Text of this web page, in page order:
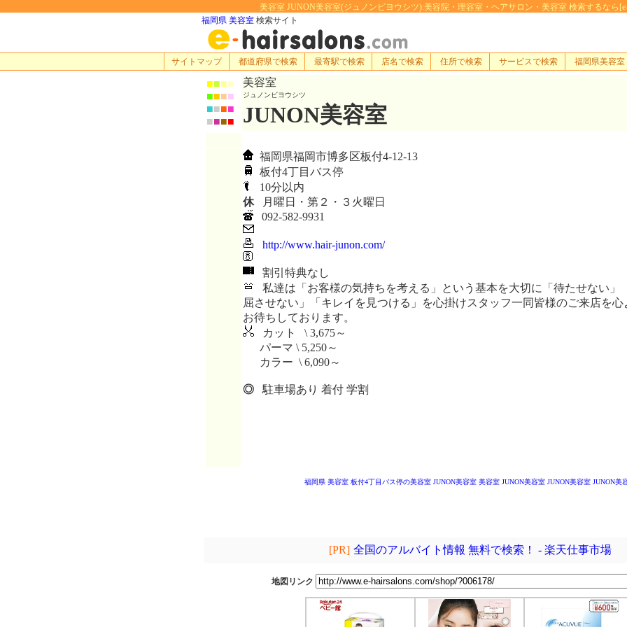
美容室 JUNON美容室(ジュノンビヨウシツ):美容院・理容室・ヘアサロン・美容室 検索するなら[e-
福岡県 美容室 検索サイト
サイトマップ 都道府県で検索 最寄駅で検索 店名で検索 住所で検索 サービスで検索 福岡県美容室
■■■■
■■■■
■■■■
■■■■
美容室
ジュノンビヨウシツ
JUNON美容室
福岡県福岡市博多区板付4-12-13
板付4丁目バス停
10分以内
休月曜日・第２・３火曜日
092-582-9931
http://www.hair-junon.com/
割引特典なし
私達は「お客様の気持ちを考える」という基本を大切に「待たせない」
屈させない」「キレイを見つける」を心掛けスタッフ一同皆様のご来店を心
お待ちしております。
カット \ 3,675～
パーマ \ 5,250～
カラー \ 6,090～
◎ 駐車場あり 着付 学割
福岡県 美容室 板付4丁目バス停の美容室 JUNON美容室 美容室 JUNON美容室 JUNON美容室 JUNON美
[PR] 全国のアルバイト情報 無料で検索！ - 楽天仕事市場
地図リンク